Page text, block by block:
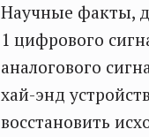
Научные факты,
1 цифрового
аналогового
хай-энд
восстановить